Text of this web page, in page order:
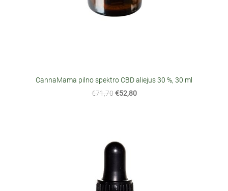
CannaMama pilno spektro CBD aliejus 30 %, 30 ml
€71,70 €52,80